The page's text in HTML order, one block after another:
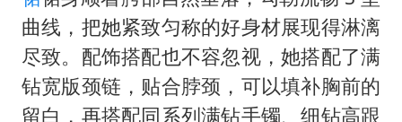
曲线，把她紧致匀称的好身材展现得淋漓
尽致。配饰搭配也不容忽视，她搭配了满
钻宽版颈链，贴合脖颈，可以填补胸前的
留白，再搭配同系列满钻手镯、细钻高跟